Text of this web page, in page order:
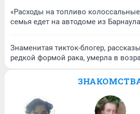
«Расходы на топливо
семья едет на автодоме из
Знаменитая тикток-блогер,
редкой формой рака, умерла в